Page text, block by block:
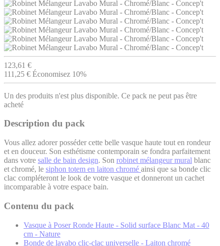
123,61 €
111,25 € Économisez 10%
Un des produits n'est plus disponible. Ce pack ne peut pas être
acheté
Description du pack
Vous allez adorer posséder cette belle vasque haute tout en rondeur
et en douceur. Son esthétisme contemporain se fondra parfaitement
dans votre salle de bain design. Son robinet mélangeur mural blanc
et chromé, le siphon totem en laiton chromé ainsi que sa bonde clic
clac compléteront le look de votre vasque et donneront un cachet
incomparable à votre espace bain.
Contenu du pack
Vasque à Poser Ronde Haute - Solid surface Blanc Mat - 40
cm - Nature
Bonde de lavabo clic-clac universelle - Laiton chromé